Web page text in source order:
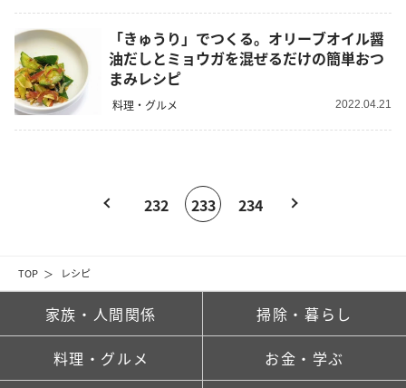
TOP レシピ
「きゅうり」でつくる。オリーブオイル醤
油だしとミョウガを混ぜるだけの簡単おつ
まみレシピ
料理・グルメ 2022.04.21
232 233 234
家族・人間関係 掃除・暮らし
料理・グルメ お金・学ぶ